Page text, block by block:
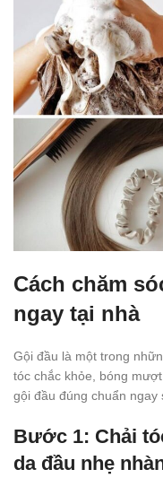
Cách chăm
ngay tại nhà
Gội đầu là một trong
tóc chắc khỏe, bóng
gội đầu đúng chuẩn ngay
Bước 1: Chải
da đầu nhẹ